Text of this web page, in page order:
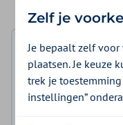
Log in met DigiD
Log in en bekijk
voor u gelden.
Zelf je
Je bepaalt zelf
plaatsen. Je keuze
trek je
instellingen”